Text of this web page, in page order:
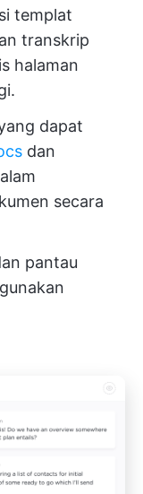
templat
transkrip
halaman
dapat
dan
secara
pantau